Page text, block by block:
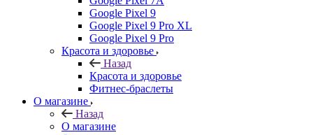
Google Pixel 9
Google Pixel 9 Pro XL
Google Pixel 9 Pro
Красота и здоровье
Назад
Красота и здоровье
Фитнес-браслеты
О магазине
Назад
О магазине